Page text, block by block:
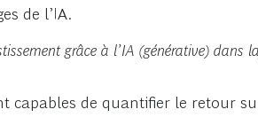
de l’IA.
grâce à l’IA (générative) dans
capables de quantifier le retour